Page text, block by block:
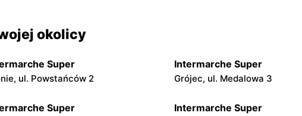
okolicy
Super
ul. Powstańców 2
Intermarche Super
Grójec, ul. Medalowa 3
Super Intermarche Super